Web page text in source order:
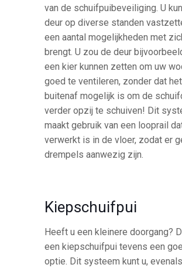
van de schuifpuibeveiliging. U
deur op diverse standen
een aantal mogelijkheden met
brengt. U zou de deur
een kier kunnen zetten om uw
goed te ventileren, zonder dat
buitenaf mogelijk is om de
verder opzij te schuiven! Dit
maakt gebruik van een looprail
verwerkt is in de vloer, zodat er
drempels aanwezig zijn.
Kiepschuifpui
Heeft u een kleinere doorgang?
een kiepschuifpui tevens een
optie. Dit systeem kunt u,